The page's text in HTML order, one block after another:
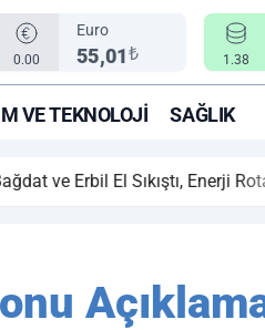
0.00
Euro
55,01₺ 1.38
VE TEKNOLOJI SAĞLIK